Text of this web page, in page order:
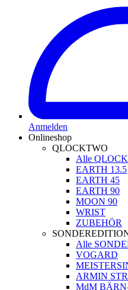
Anmelden
Onlineshop
QLOCKTWO
Alle
EARTH 13.5
EARTH 45
EARTH 90
MOON 90
WRIST
ZUBEHÖR
Alle
VOGARD
ARMIN
MdM